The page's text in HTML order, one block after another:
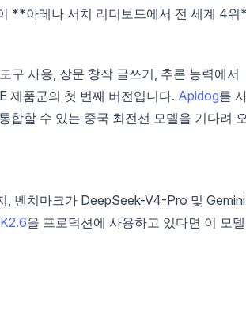
**아레나 서치 리더보드에서 전 세계 4
구 사용, 장문 창작 글쓰기, 추론 능력에서
제품군의 첫 번째 버전입니다. Apidog를
합할 수 있는 중국 최전선 모델을 기다려
, 벤치마크가 DeepSeek-V4-Pro 및 Gemini
을 프로덕션에 사용하고 있다면 이 모